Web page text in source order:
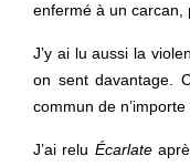
enfermé à un carcan,
J’y ai lu aussi la
on sent davantage.
commun de n’importe
J’ai relu Écarlate